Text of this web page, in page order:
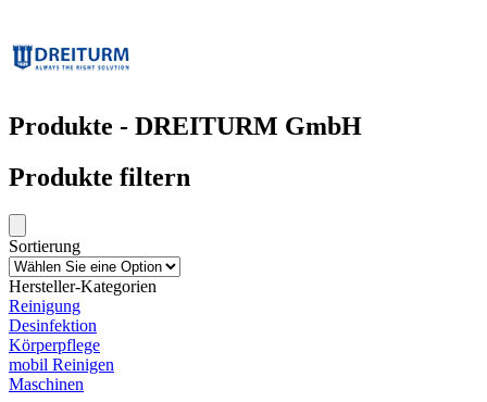
Produkte - DREITURM GmbH
Produkte filtern
Sortierung
Hersteller-Kategorien
Reinigung
Desinfektion
Körperpflege
mobil Reinigen
Maschinen